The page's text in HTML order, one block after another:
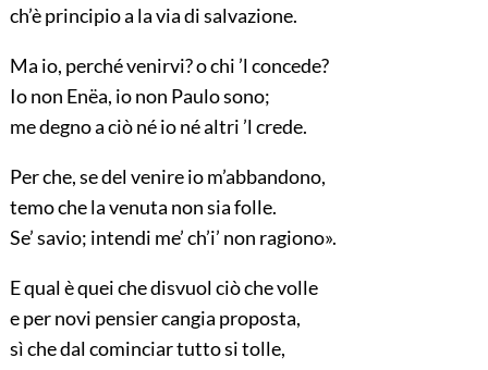
ch’è principio a la via di salvazione.
Ma io, perché venirvi? o chi ’l concede?
Io non Enëa, io non Paulo sono;
me degno a ciò né io né altri ’l crede.
Per che, se del venire io m’abbandono,
temo che la venuta non sia folle.
Se’ savio; intendi me’ ch’i’ non ragiono».
E qual è quei che disvuol ciò che volle
e per novi pensier cangia proposta,
sì che dal cominciar tutto si tolle,